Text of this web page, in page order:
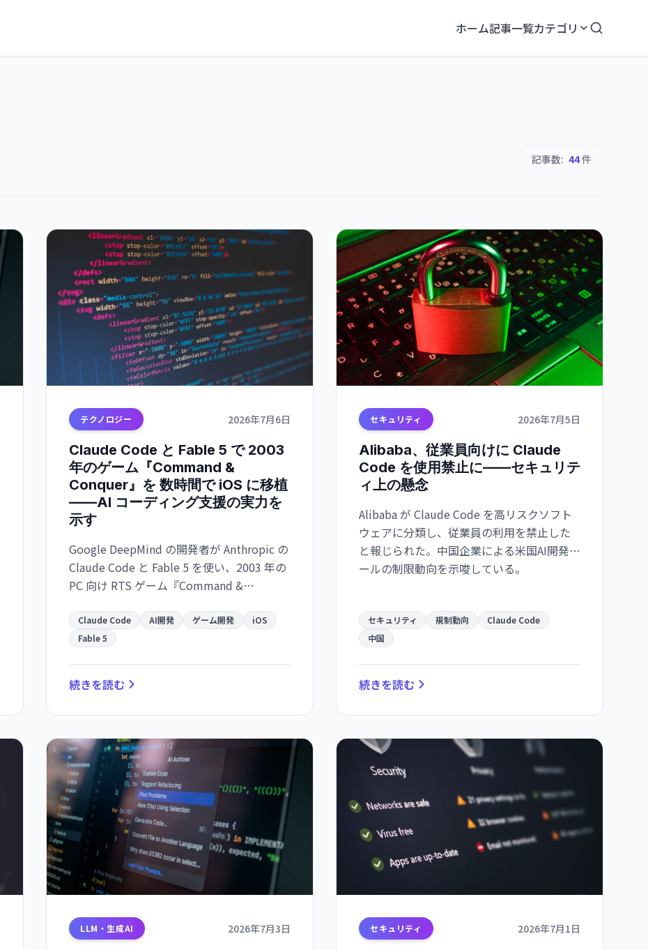
ホーム記事一覧カテゴリ
記事数: 44件
テクノロジー 2026年7月6日
Claude Code と Fable 5 で 2003
年のゲーム『Command &
Conquer』を 数時間で iOS に移植
——AI コーディング支援の実力を
示す
Google DeepMind の開発者が Anthropic の
Claude Code と Fable 5 を使い、2003 年の
PC 向け RTS ゲーム『Command &
iPhone・iPad にネイティブ移植。初回ビル
ドは 40 分で完成し、全ソースコードは
Claude Code AI開発 ゲーム開発
iOS
Fable 5
続きを読む
セキュリティ 2026年7月5日
Alibaba、従業員向けに Claude
Code を使用禁止に——セキュリテ
ィ上の懸念
Alibaba が Claude Code を高リスクソフト
ウェアに分類し、従業員の利用を禁止した
と報じられた。中国企業による米国AI開発ツ
ールの制限動向を示唆している。
セキュリティ 規制動向
Claude Code
中国
続きを読む
LLM・生成AI 2026年7月3日 セキュリティ 2026年7月1日